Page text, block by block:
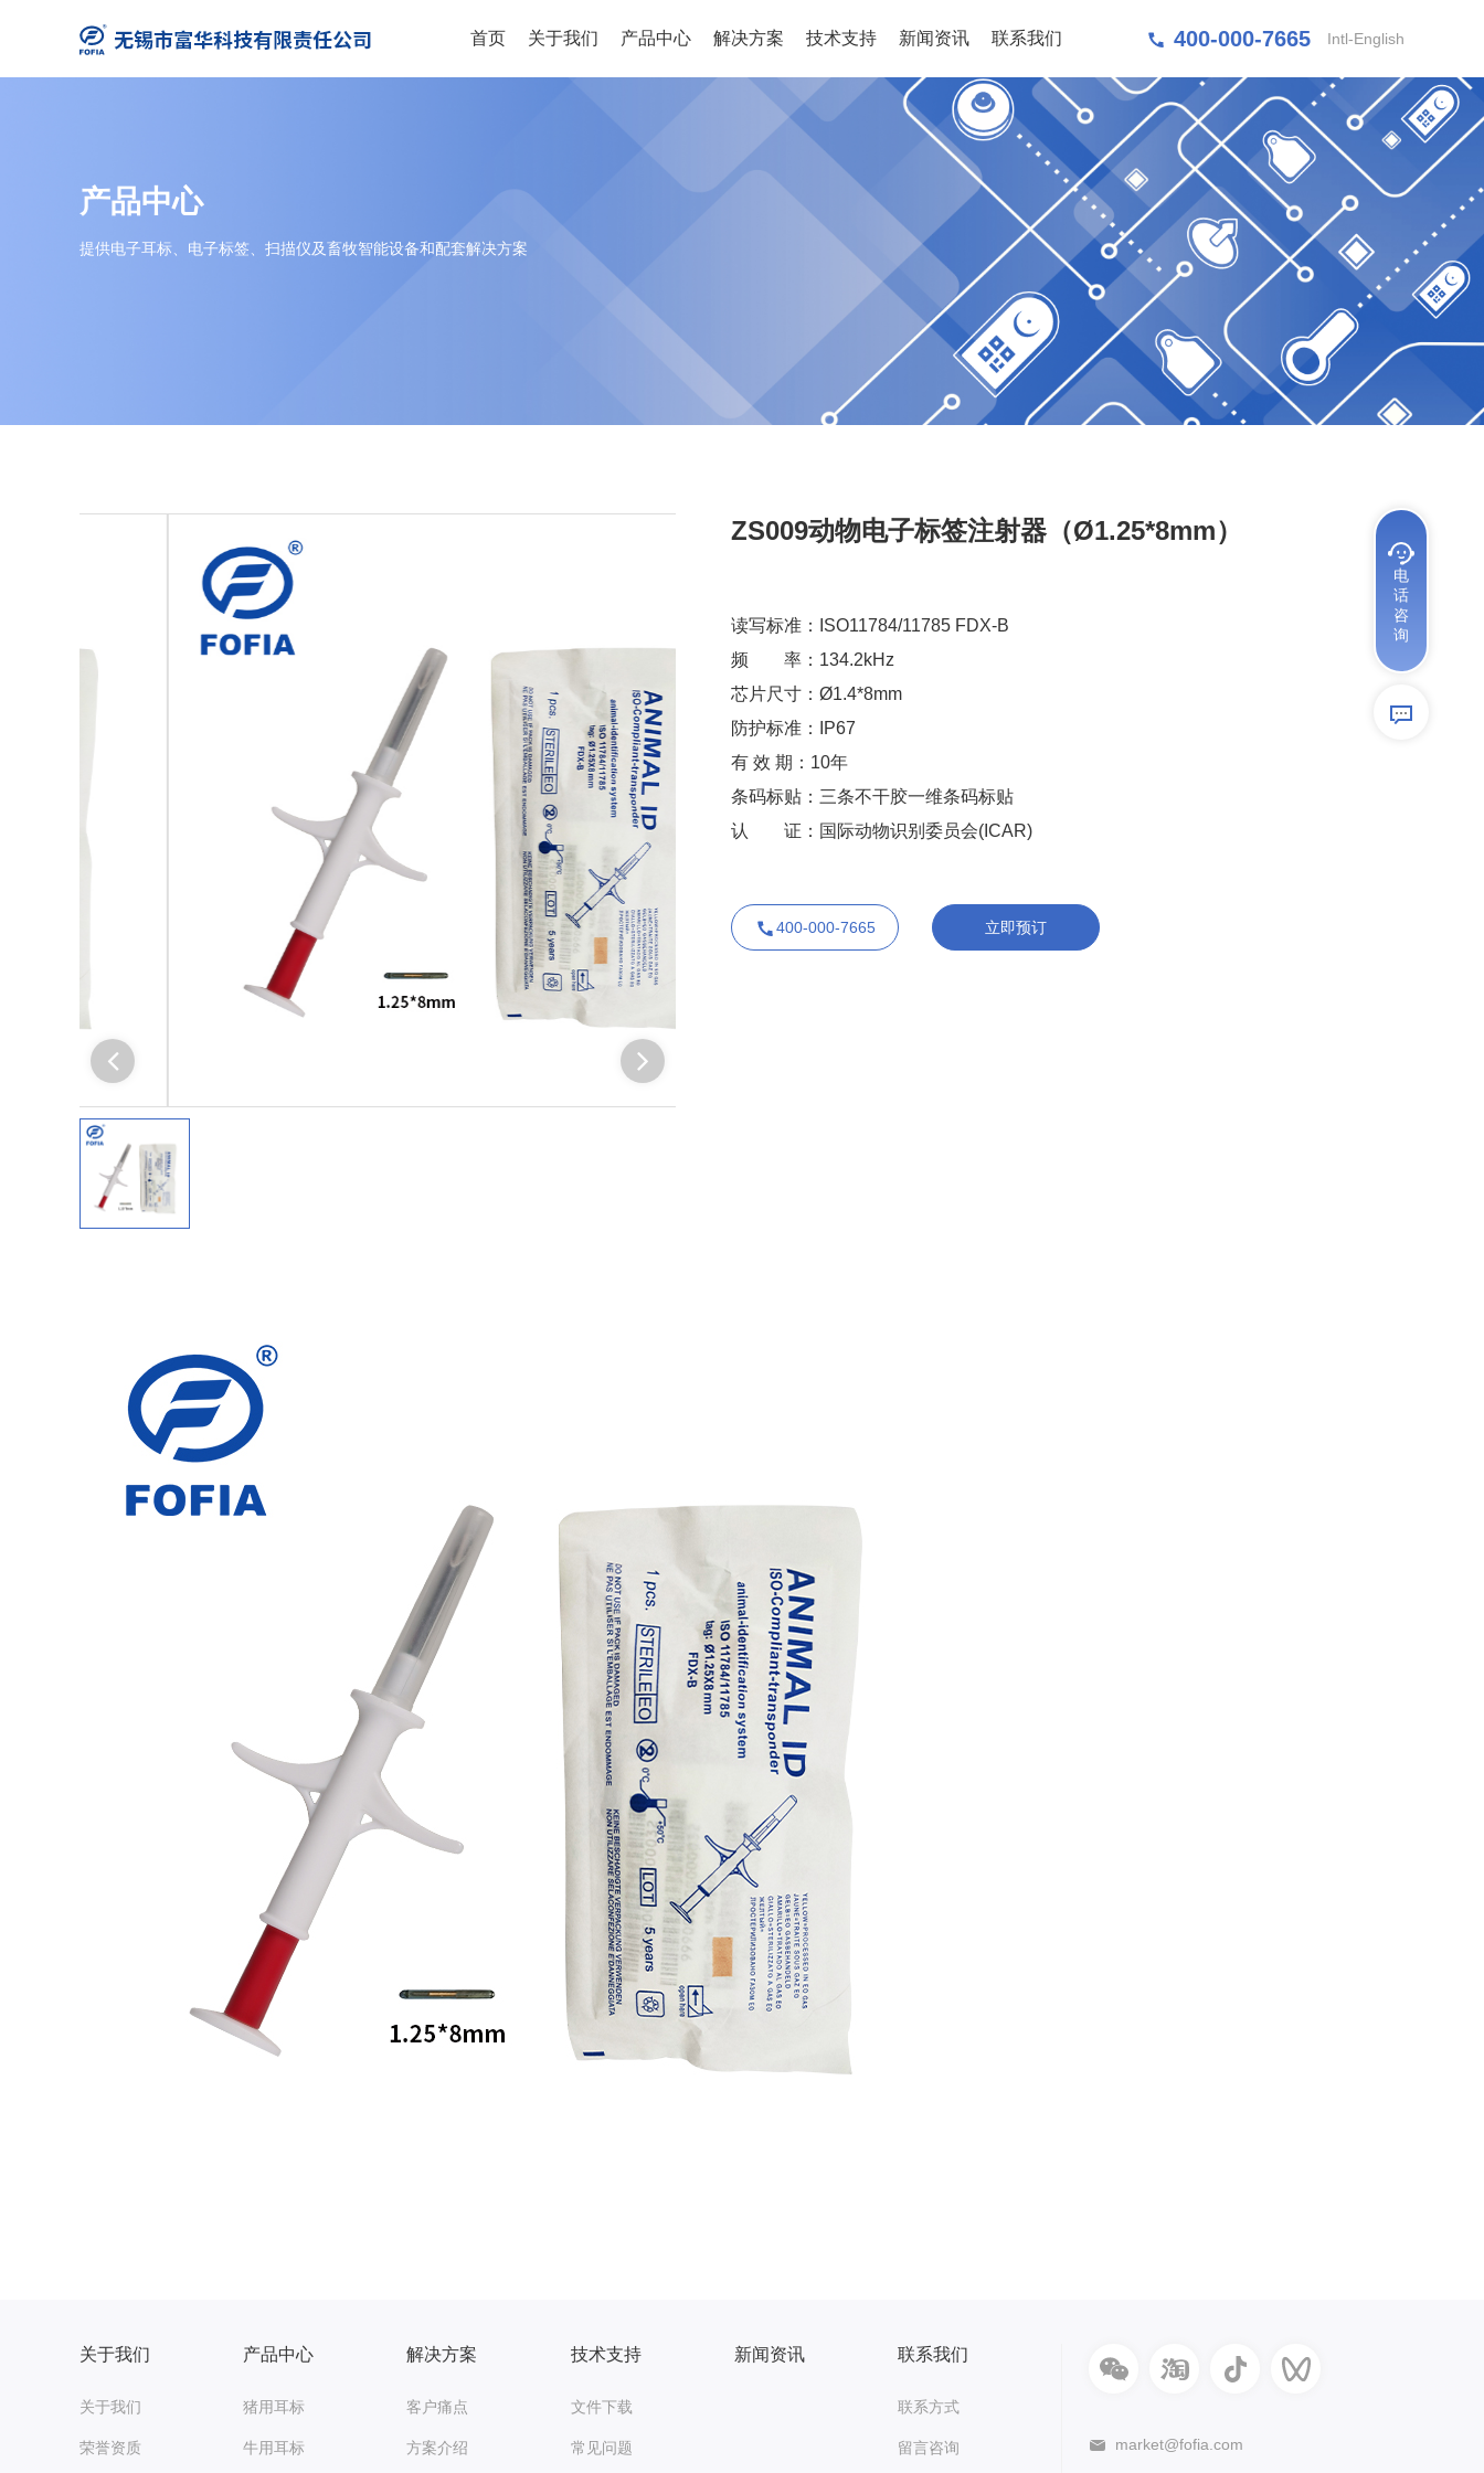
首页 关于我们 产品中心 解决方案 技术支持 新闻资讯 联系我们 400-000-7665 Intl-English
产品中心
提供电子耳标、电子标签、扫描仪及畜牧智能设备和配套解决方案
ZS009动物电子标签注射器（Ø1.25*8mm）
读写标准：ISO11784/11785 FDX-B
频 率：134.2kHz
芯片尺寸：Ø1.4*8mm
防护标准：IP67
有 效 期：10年
条码标贴：三条不干胶一维条码标贴
认 证：国际动物识别委员会(ICAR)
400-000-7665 立即预订
关于我们
关于我们
荣誉资质
产品中心
猪用耳标
牛用耳标
解决方案
客户痛点
方案介绍
技术支持
文件下载
常见问题
新闻资讯 联系我们
联系方式
留言咨询 market@fofia.com
电
话
咨
询